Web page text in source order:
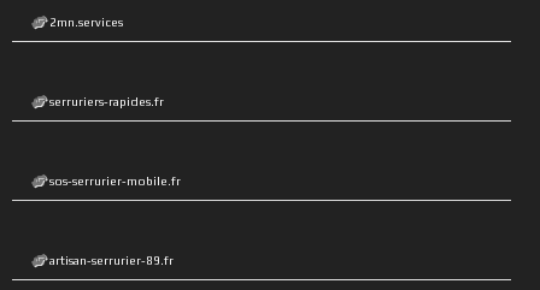
2mn.services
serruriers-rapides.fr
sos-serrurier-mobile.fr
artisan-serrurier-89.fr